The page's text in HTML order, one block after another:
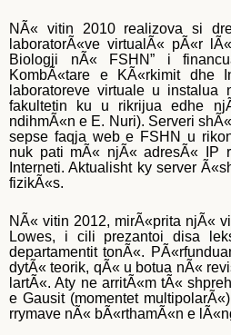
NÃ« vitin 2010 realizova si
laboratorÃ«ve virtualÃ« pÃ«r
Biologji nÃ« FSHN” i
KombÃ«tare e KÃ«rkimit dhe
laboratoreve virtuale u
fakultetin ku u rikrijua edhe
ndihmÃ«n e E. Nuri). Serveri
sepse faqja web e FSHN u
nuk pati mÃ« njÃ« adresÃ« IP
Interneti. Aktualisht ky server
fizikÃ«s.
Come determinare a prima vista
amante? – Ti abbiamo chiesto
tue risposte c’era un vero ritratto
Quindi, un buon amante
stato dichiarato un po ‘piÃ¹ della
Ãˆ breve o trasporta unacquisto
(30% per entrambe le opzioni),
NÃ« vitin 2012, mirÃ«prita njÃ«
Lowes, i cili prezantoi disa
departamentit tonÃ«.
dytÃ« teorik, qÃ« u botua nÃ«
lartÃ«. Aty ne arritÃ«m tÃ«
e Gausit (momentet
rrymave nÃ« bÃ«rthamÃ«n e